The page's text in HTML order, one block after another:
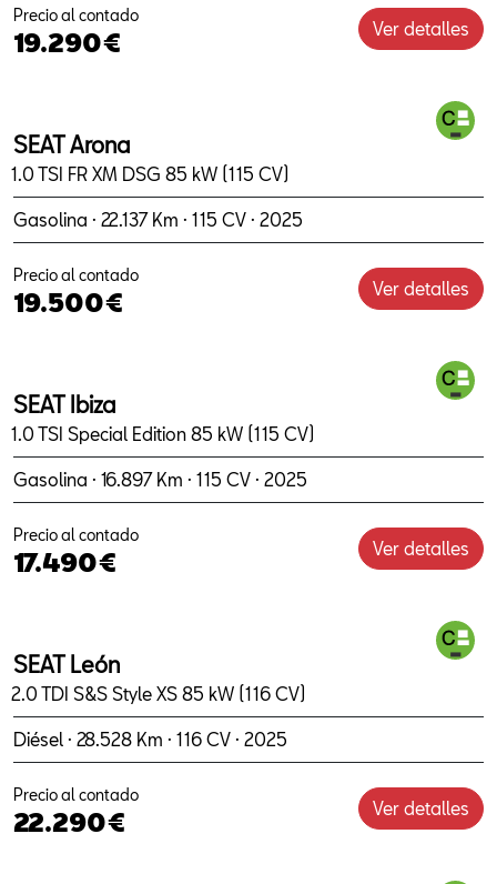
Precio al contado
19.290€ Ver detalles
SEAT Arona
1.0 TSI FR XM DSG 85 kW (115 CV)
Gasolina · 22.137 Km · 115 CV · 2025
Precio al contado
19.500€ Ver detalles
SEAT Ibiza
1.0 TSI Special Edition 85 kW (115 CV)
Gasolina · 16.897 Km · 115 CV · 2025
Precio al contado
17.490€ Ver detalles
SEAT León
2.0 TDI S&S Style XS 85 kW (116 CV)
Diésel · 28.528 Km · 116 CV · 2025
Precio al contado
22.290€ Ver detalles